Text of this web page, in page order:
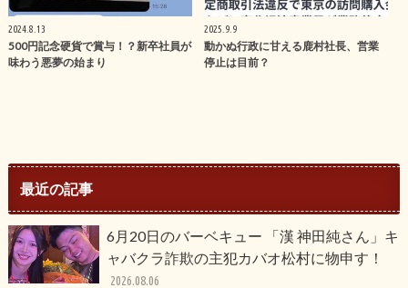
2024.8.13
500円記念硬貨で賞与！？新卒社員が
味わう悪夢の始まり
2025.9.9
動かぬ行政に甘える鹿村社長、営業
停止は目前？
最近の記事
6月20日のバーベキュー 「漢 神田純さん」キ
ャバクラ詐欺の主犯カバオ松村に物申す！
2026.08.06